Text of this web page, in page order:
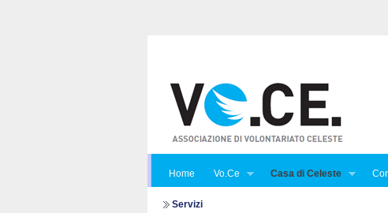
Home Vo.Ce Casa di Celeste
Servizi